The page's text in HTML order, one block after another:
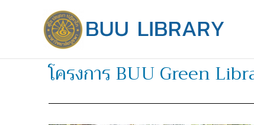
โครงการ BUU Green